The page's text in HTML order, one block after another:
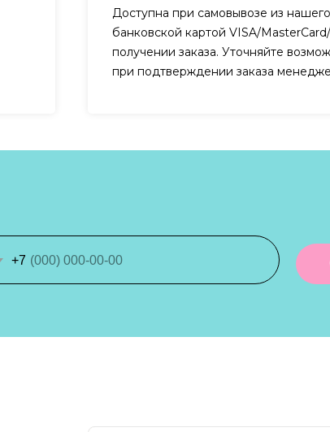
Доступна при самовывозе из
банковской картой VISA/
получении заказа. Уточняйте
при подтверждении заказа
+7